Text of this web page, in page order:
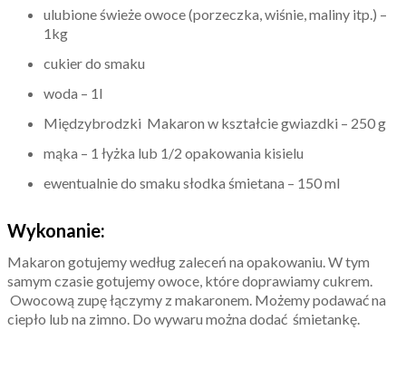
ulubione świeże owoce (porzeczka, wiśnie, maliny itp.) –
1kg
cukier do smaku
woda – 1l
Międzybrodzki Makaron w kształcie gwiazdki – 250 g
mąka – 1 łyżka lub 1/2 opakowania kisielu
ewentualnie do smaku słodka śmietana – 150 ml
Wykonanie:
Makaron gotujemy według zaleceń na opakowaniu. W tym
samym czasie gotujemy owoce, które doprawiamy cukrem.
Owocową zupę łączymy z makaronem. Możemy podawać na
ciepło lub na zimno. Do wywaru można dodać śmietankę.